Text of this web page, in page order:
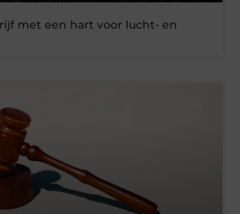
met een hart voor lucht- en